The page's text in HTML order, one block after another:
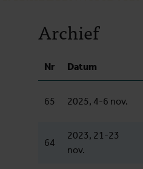
tegen infectieziekten
Archief
Nr Datum
65 2025, 4-6 nov.
64
2023, 21-23
nov.